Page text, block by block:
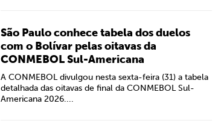
São Paulo conhece tabela dos duelos
com o Bolívar pelas oitavas da
CONMEBOL Sul-Americana
A CONMEBOL divulgou nesta sexta-feira (31) a tabela
detalhada das oitavas de final da CONMEBOL Sul-
Americana 2026....